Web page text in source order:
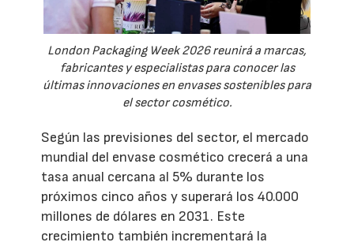
London Packaging Week 2026 reunirá a marcas,
fabricantes y especialistas para conocer las
últimas innovaciones en envases sostenibles para
el sector cosmético.
Según las previsiones del sector, el mercado
mundial del envase cosmético crecerá a una
tasa anual cercana al 5% durante los
próximos cinco años y superará los 40.000
millones de dólares en 2031. Este
crecimiento también incrementará la